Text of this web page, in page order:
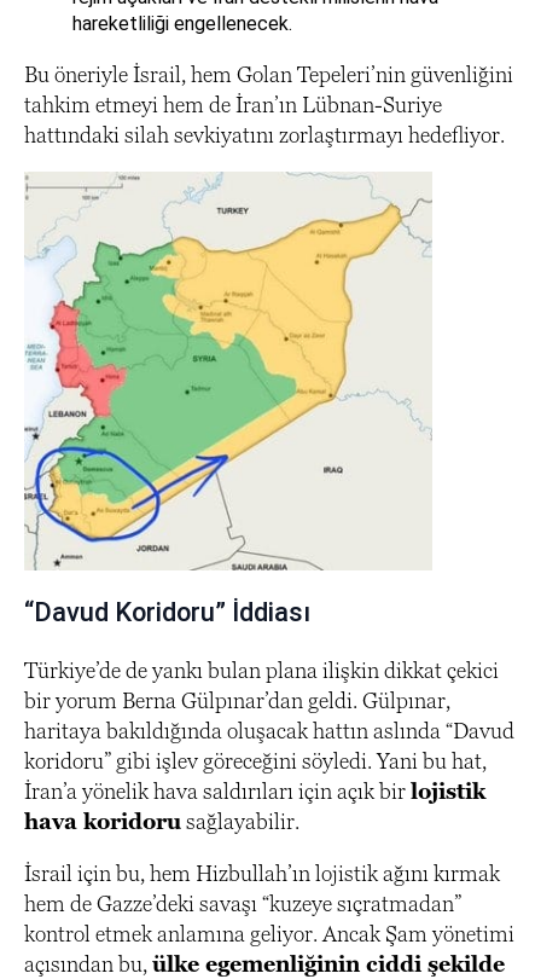
hareketliliği engellenecek.
Bu öneriyle İsrail, hem Golan Tepeleri’nin güvenliğini
tahkim etmeyi hem de İran’ın Lübnan-Suriye
hattındaki silah sevkiyatını zorlaştırmayı hedefliyor.
“Davud Koridoru” İddiası
Türkiye’de de yankı bulan plana ilişkin dikkat çekici
bir yorum Berna Gülpınar’dan geldi. Gülpınar,
haritaya bakıldığında oluşacak hattın aslında “Davud
koridoru” gibi işlev göreceğini söyledi. Yani bu hat,
İran’a yönelik hava saldırıları için açık birlojistik
hava koridorusağlayabilir.
İsrail için bu, hem Hizbullah’ın lojistik ağını kırmak
hem de Gazze’deki savaşı “kuzeye sıçratmadan”
kontrol etmek anlamına geliyor. Ancak Şam yönetimi
açısından bu, ülke egemenliğinin ciddi şekilde